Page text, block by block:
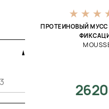
ПРОТЕИНОВЫЙ